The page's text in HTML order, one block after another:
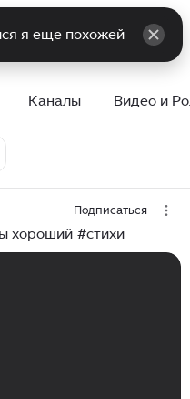
Каналы Видео и
Подписаться
хороший #стихи